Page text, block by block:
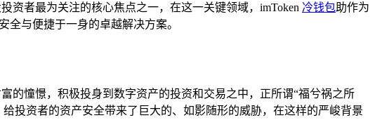
资者最为关注的核心焦点之一，在这一关键领域，imToken 冷钱包助作为
与便捷于一身的卓越解决方案。
的憧憬，积极投身到数字资产的投资和交易之中，正所谓“福兮祸之所
投资者的资产安全带来了巨大的、如影随形的威胁，在这样的严峻背景